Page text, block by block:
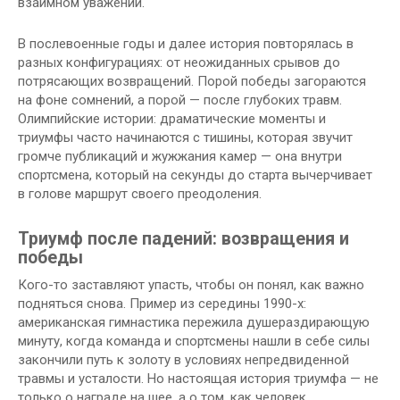
В послевоенные годы и далее история повторялась в
разных конфигурациях: от неожиданных срывов до
потрясающих возвращений. Порой победы загораются
на фоне сомнений, а порой — после глубоких травм.
Олимпийские истории: драматические моменты и
триумфы часто начинаются с тишины, которая звучит
громче публикаций и жужжания камер — она внутри
спортсмена, который на секунды до старта вычерчивает
в голове маршрут своего преодоления.
Триумф после падений: возвращения и
победы
Кого-то заставляют упасть, чтобы он понял, как важно
подняться снова. Пример из середины 1990-х:
американская гимнастика пережила душераздирающую
минуту, когда команда и спортсмены нашли в себе силы
закончили путь к золоту в условиях непредвиденной
травмы и усталости. Но настоящая история триумфа — не